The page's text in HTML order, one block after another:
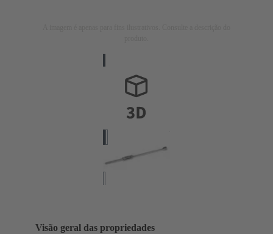
Visão geral das propriedades